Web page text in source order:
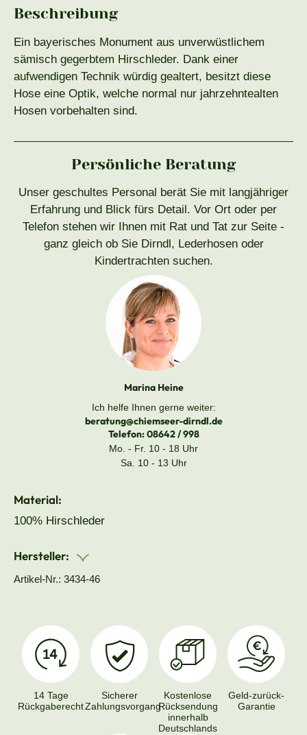
Beschreibung
Ein bayerisches Monument aus unverwüstlichem
sämisch gegerbtem Hirschleder. Dank einer
aufwendigen Technik würdig gealtert, besitzt diese
Hose eine Optik, welche normal nur jahrzehntealten
Hosen vorbehalten sind.
Persönliche Beratung
Unser geschultes Personal berät Sie mit langjähriger
Erfahrung und Blick fürs Detail. Vor Ort oder per
Telefon stehen wir Ihnen mit Rat und Tat zur Seite -
ganz gleich ob Sie Dirndl, Lederhosen oder
Kindertrachten suchen.
Marina Heine
Ich helfe Ihnen gerne weiter:
beratung@chiemseer-dirndl.de
Telefon:08642 / 998
Mo. - Fr. 10 - 18 Uhr
Sa. 10 - 13 Uhr
Material:
100% Hirschleder
Hersteller:
Artikel-Nr.: 3434-46
14 Tage
Rückgaberecht
Sicherer
Zahlungsvorgang
Kostenlose
Rücksendung
innerhalb
Deutschlands
Geld-zurück-
Garantie